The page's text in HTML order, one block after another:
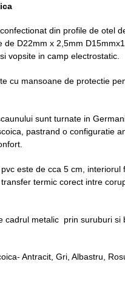
din profile de otel
de D22mm x 2,5mm
vopsite in camp electrostatic.
cu mansoane de protectie
sunt turnate in
pastrand o configuratie
este de cca 5 cm, interiorul
termic corect intre
cadrul metalic prin suruburi si
Antracit, Gri, Albastru,